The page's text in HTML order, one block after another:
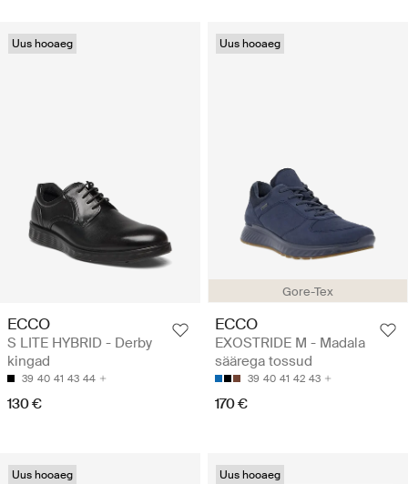
Uus hooaeg
ECCO
S LITE HYBRID - Derby
kingad
39 40 41 43 44
130 €
Gore-Tex
Uus hooaeg
ECCO
EXOSTRIDE M - Madala
säärega tossud
39 40 41 42 43
170 €
Uus hooaeg Uus hooaeg